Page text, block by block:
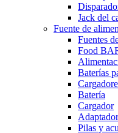
Jack del
Fuente de
Fuentes
Food
Baterías
Batería
Cargador
Pilas y